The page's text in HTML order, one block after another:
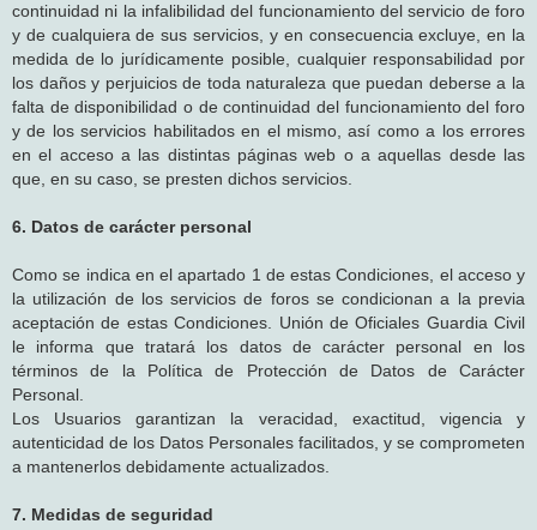
continuidad ni la infalibilidad del funcionamiento del servicio de foro
y de cualquiera de sus servicios, y en consecuencia excluye, en la
medida de lo jurídicamente posible, cualquier responsabilidad por
los daños y perjuicios de toda naturaleza que puedan deberse a la
falta de disponibilidad o de continuidad del funcionamiento del foro
y de los servicios habilitados en el mismo, así como a los errores
en el acceso a las distintas páginas web o a aquellas desde las
que, en su caso, se presten dichos servicios.
6. Datos de carácter personal
Como se indica en el apartado 1 de estas Condiciones, el acceso y
la utilización de los servicios de foros se condicionan a la previa
aceptación de estas Condiciones. Unión de Oficiales Guardia Civil
le informa que tratará los datos de carácter personal en los
términos de la Política de Protección de Datos de Carácter
Personal.
Los Usuarios garantizan la veracidad, exactitud, vigencia y
autenticidad de los Datos Personales facilitados, y se comprometen
a mantenerlos debidamente actualizados.
7. Medidas de seguridad